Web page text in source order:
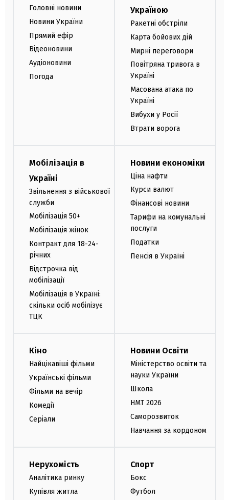
Головні новини
Новини України
Прямий ефір
Відеоновини
Аудіоновини
Погода
Україною
Ракетні обстріли
Карта бойових дій
Мирні переговори
Повітряна тривога в
Україні
Масована атака по
Україні
Вибухи у Росії
Втрати ворога
Мобілізація в
Україні
Звільнення з військової
служби
Мобілізація 50+
Мобілізація жінок
Контракт для 18-24-
річних
Відстрочка від
мобілізації
Мобілізація в Україні:
скільки осіб мобілізує
ТЦК
Новини економіки
Ціна нафти
Курси валют
Фінансові новини
Тарифи на комунальні
послуги
Податки
Пенсія в Україні
Кіно
Найцікавіші фільми
Українські фільми
Фільми на вечір
Комедії
Серіали
Новини Освіти
Міністерство освіти та
науки України
Школа
НМТ 2026
Саморозвиток
Навчання за кордоном
Нерухомість
Аналітика ринку
Купівля житла
Спорт
Бокс
Футбол